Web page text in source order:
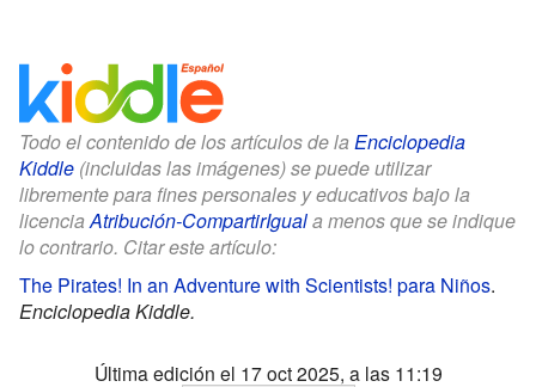
Todo el contenido de los artículos de la Enciclopedia
Kiddle (incluidas las imágenes) se puede utilizar
libremente para fines personales y educativos bajo la
licenciaAtribución-CompartirIguala menos que se indique
lo contrario. Citar este artículo:
The Pirates! In an Adventure with Scientists! para Niños.
Enciclopedia Kiddle.
Última edición el 17 oct 2025, a las 11:19